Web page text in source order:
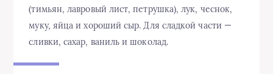
(тимьян, лавровый лист, петрушка), лук, чеснок,
муку, яйца и хороший сыр. Для сладкой части —
сливки, сахар, ваниль и шоколад.